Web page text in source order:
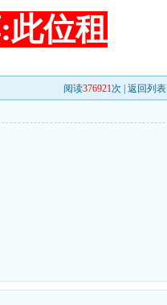
此位租
阅读376921次 |返回列表